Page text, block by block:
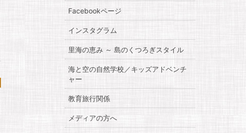
Facebookページ
インスタグラム
里海の恵み ～ 島のくつろぎスタイル
海と空の自然学校／キッズアドベンチ
ャー
教育旅行関係
メディアの方へ